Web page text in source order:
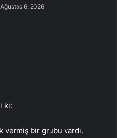
Ağustos 6, 2026
ki:
vermiş bir grubu vardı.